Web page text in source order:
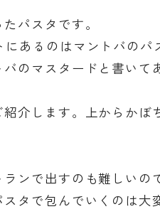
パスタです。
あるのはマントバのパ
のマスタードと書いて
介します。上からかぼ
ンで出すのも難しいの
タで包んでいくのは大